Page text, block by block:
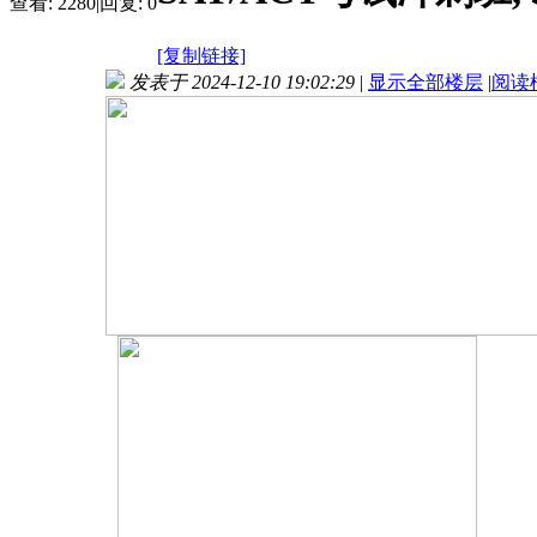
[复制链接]
发表于 2024-12-10 19:02:29 | 显示全部楼层 |阅读